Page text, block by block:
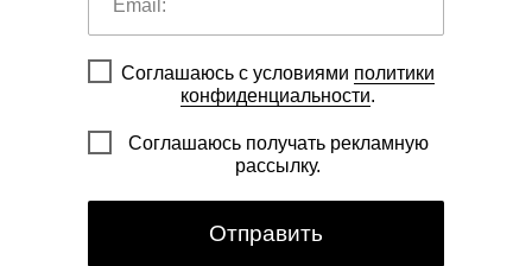
Соглашаюсь с условиями политики
конфиденциальности.
Соглашаюсь получать рекламную
рассылку.
Отправить